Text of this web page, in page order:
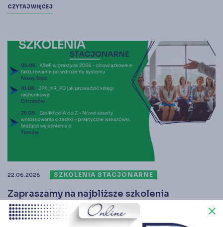
CZYTAJ WIĘCEJ
22.06.2026 SZKOLENIA STACJONARNE
Zapraszamy na najbliższe szkolenia
jednodniowe w formie stacjonarnej
close